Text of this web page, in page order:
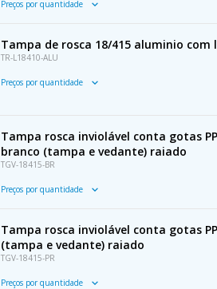
Preços por quantidade
Tampa de rosca 18/415 aluminio com
TR-L18410-ALU
Preços por quantidade
Tampa rosca inviolável conta gotas
branco (tampa e vedante) raiado
TGV-18415-BR
Preços por quantidade
Tampa rosca inviolável conta gotas
(tampa e vedante) raiado
TGV-18415-PR
Preços por quantidade